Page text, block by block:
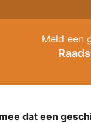
Meld een
dat een